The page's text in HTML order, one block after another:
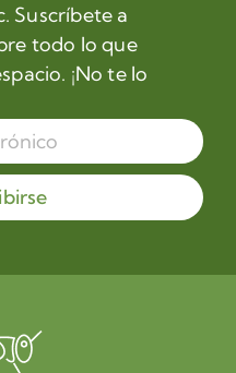
Suscríbete a
todo lo que
¡No te lo